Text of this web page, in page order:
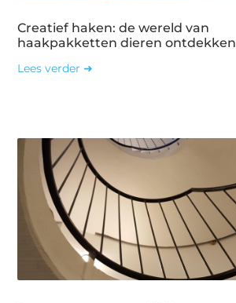
Creatief haken: de wereld van
haakpakketten dieren ontdekken
Lees verder ➜